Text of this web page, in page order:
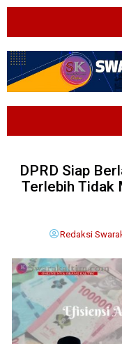
DPRD Siap
Terlebih Tidak
Redaksi